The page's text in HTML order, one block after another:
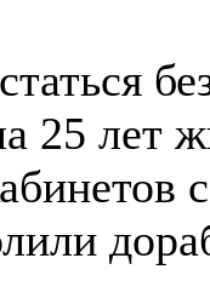
25 лет